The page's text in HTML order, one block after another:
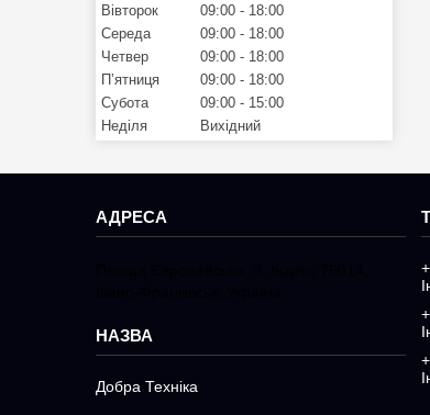
Вівторок
09:00
18:00
Середа
09:00
18:00
Четвер
09:00
18:00
Пʼятниця
09:00
18:00
Субота
09:00
15:00
Неділя
Вихідний
Добра Техніка